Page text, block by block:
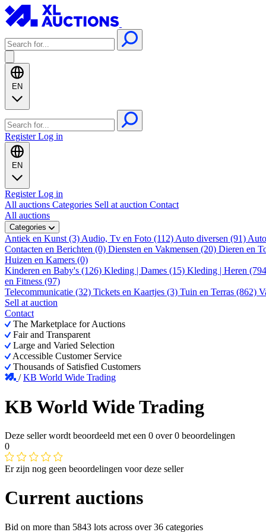
EN
RegisterLog in
EN
RegisterLog in
All auctions Categories Sell at auction Contact
All auctions
Categories
Antiek en Kunst (3) Audio, Tv en Foto (112) Auto diversen (91)
Contacten en Berichten (0) Diensten en Vakmensen (20) Dieren en
Huizen en Kamers (0)
Kinderen en Baby's (126) Kleding | Dames (15) Kleding | Heren
en Fitness (97)
Telecommunicatie (32) Tickets en Kaartjes (3) Tuin en Terras (862)
Sell at auction
Contact
The Marketplace for Auctions
Fair and Transparent
Large and Varied Selection
Accessible Customer Service
Thousands of Satisfied Customers
/KB World Wide Trading
KB World Wide Trading
Deze seller wordt beoordeeld met een 0 over0 beoordelingen
0
Er zijn nog geen beoordelingen voor deze seller
Current auctions
Bid on more than 5843 lots across over36 categories